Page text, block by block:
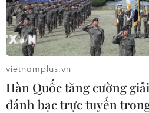
vietnamplus.vn
Hàn Quốc tăng cường
đánh bạc trực tuyến